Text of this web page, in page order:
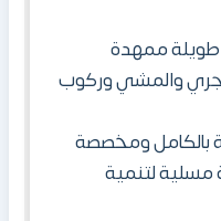
طويلة ممهدة
والمشي وركوب
بالكامل ومخصصة
مسلية لتنمية